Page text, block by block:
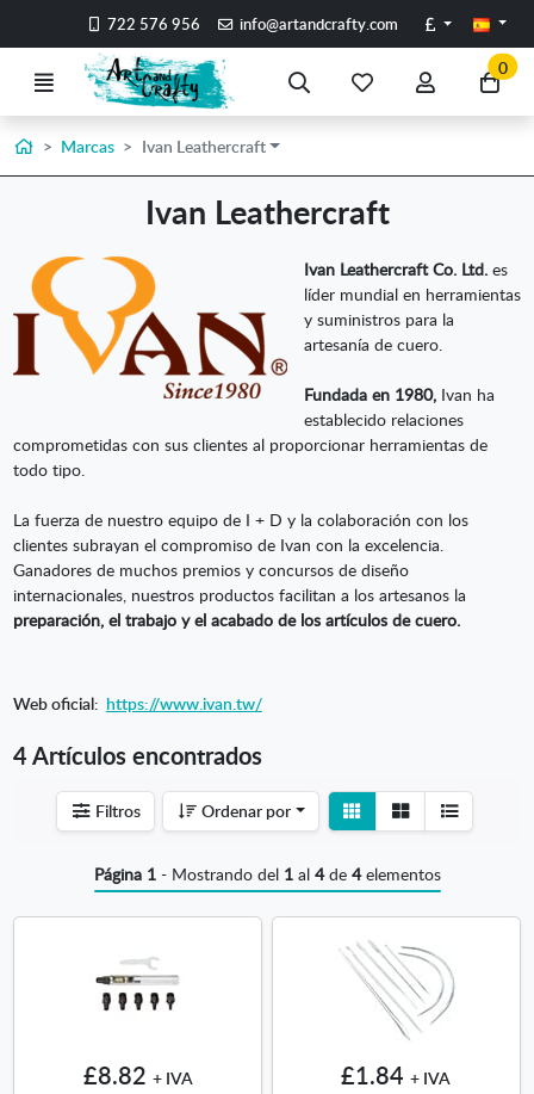
Ir al contenido principal de la página
722 576 956 info@artandcrafty.com Libras
Menú Búsqueda
artículoscuenta
Ir
a
0
InicioMarcas Ivan Leathercraft
Ivan Leathercraft
Ivan Leathercraft Co. Ltd. es
líder mundial en herramientas
y suministros para la
artesanía de cuero.
Fundada en 1980, Ivan ha
establecido relaciones
comprometidas con sus clientes al proporcionar herramientas de
todo tipo.
La fuerza de nuestro equipo de I + D y la colaboración con los
clientes subrayan el compromiso de Ivan con la excelencia.
Ganadores de muchos premios y concursos de diseño
internacionales, nuestros productos facilitan a los artesanos la
preparación, el trabajo y el acabado de los artículos de cuero.
Web oficial: https://www.ivan.tw/
4 Artículos encontrados
Filtros Ordenar por
detalle
Ver
listado
Página 1- Mostrando del 1al 4de 4elementos
£8.82 + IVA £1.84 + IVA